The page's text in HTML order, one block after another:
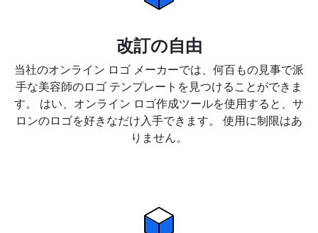
改訂の自由
当社のオンライン ロゴ メーカーでは、何百もの見事で派
手な美容師のロゴ テンプレートを見つけることができま
す。 はい、オンライン ロゴ作成ツールを使用すると、サ
ロンのロゴを好きなだけ入手できます。 使用に制限はあ
りません。